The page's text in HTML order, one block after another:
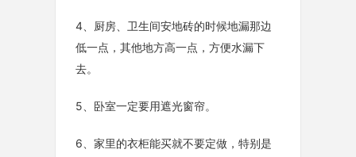
4、厨房、卫生间安地砖的时候地漏那边
低一点，其他地方高一点，方便水漏下
去。
5、卧室一定要用遮光窗帘。
6、家里的衣柜能买就不要定做，特别是